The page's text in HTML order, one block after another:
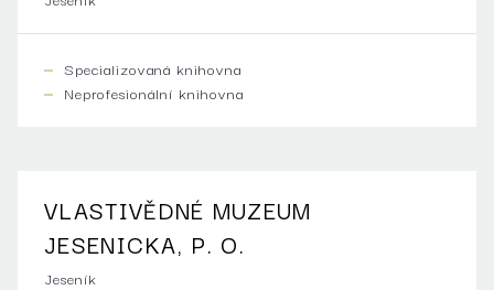
Specializovaná knihovna
Neprofesionální knihovna
VLASTIVĚDNÉ MUZEUM
JESENICKA, P. O.
Jeseník